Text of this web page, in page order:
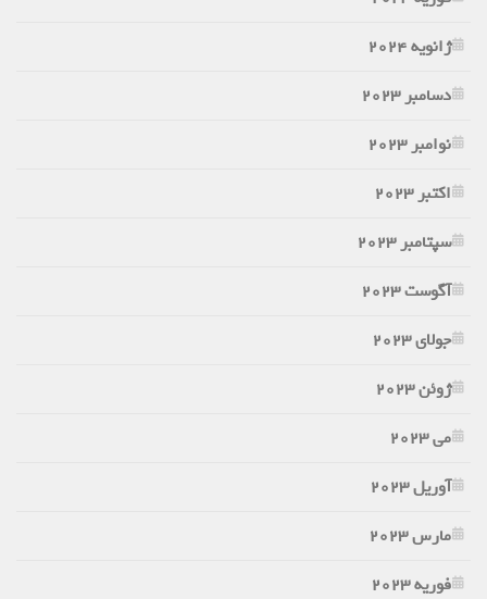
ژانویه 2024
دسامبر 2023
نوامبر 2023
اکتبر 2023
سپتامبر 2023
آگوست 2023
جولای 2023
ژوئن 2023
می 2023
آوریل 2023
مارس 2023
فوریه 2023